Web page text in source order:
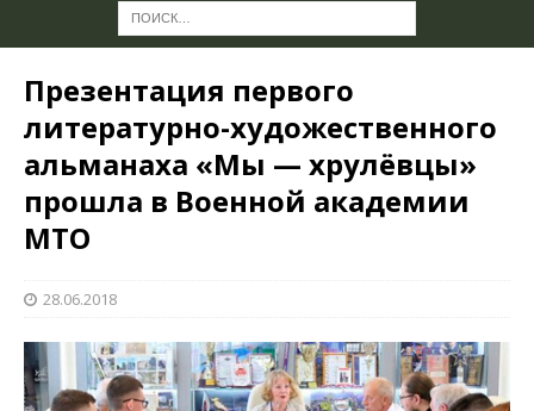
Презентация первого
литературно-художественного
альманаха «Мы — хрулёвцы»
прошла в Военной академии
МТО
28.06.2018